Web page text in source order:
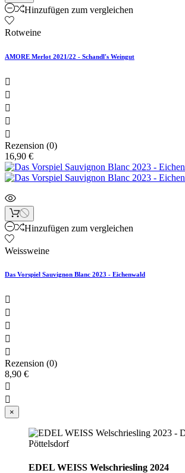
Hinzufügen zum vergleichen
Rotweine
AMORE Merlot 2021/22 - Schandl's Weingut





Rezension (0)
16,90 €
Hinzufügen zum vergleichen
Weissweine
Das Vorspiel Sauvignon Blanc 2023 - Eichenwald





Rezension (0)
8,90 €


×
EDEL WEISS Welschriesling 2024